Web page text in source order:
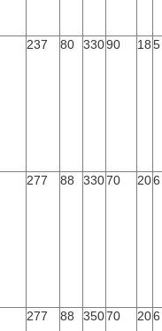
237 80 33090 185
277 88 33070 206
277 88 35070 206